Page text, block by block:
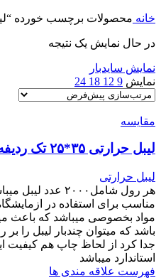
خانه محصولات برچسب خورده
در حال نمایش یک نتیجه
نمایش سایدبار
نمایش 9
12
18
24
مقایسه
لیبل حرارتی ۳۵*۲۵ تک ردیفه(لیبل آزمایشگاهی)
لیبل حرارتی
هر رول شامل۲۰۰۰
مناسب برای استفاده در
مواد بخصوصی میباشد که باعث
باشد که میتوان چندبار لیبل را
جدا کرد از لحاظ چاپ هم کیفیت
استاندارد میباشد
فهرست علاقه مندی ها